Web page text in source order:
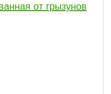
от грызунов